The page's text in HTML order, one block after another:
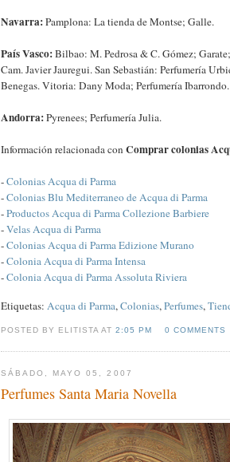
Navarra:Pamplona: La tienda de Montse; Galle.
País Vasco:Bilbao: M. Pedrosa & C. Gómez;
Cam. Javier Jauregui. San Sebastián: Perfumería
Benegas. Vitoria: Dany Moda; Perfumería
Andorra:Pyrenees; Perfumería Julia.
Información relacionada con Comprar colonias
-Colonias Acqua di Parma
-Colonias Blu Mediterraneo de Acqua di Parma
-Productos Acqua di Parma Collezione Barbiere
-Velas Acqua di Parma
-Colonias Acqua di Parma Edizione Murano
-Colonia Acqua di Parma Intensa
-Colonia Acqua di Parma Assoluta Riviera
Etiquetas: Acqua di Parma,Colonias,Perfumes,
POSTED BY ELITISTA AT2:05 PM 0 COMMENTS
SÁBADO, MAYO 05, 2007
Perfumes Santa Maria Novella